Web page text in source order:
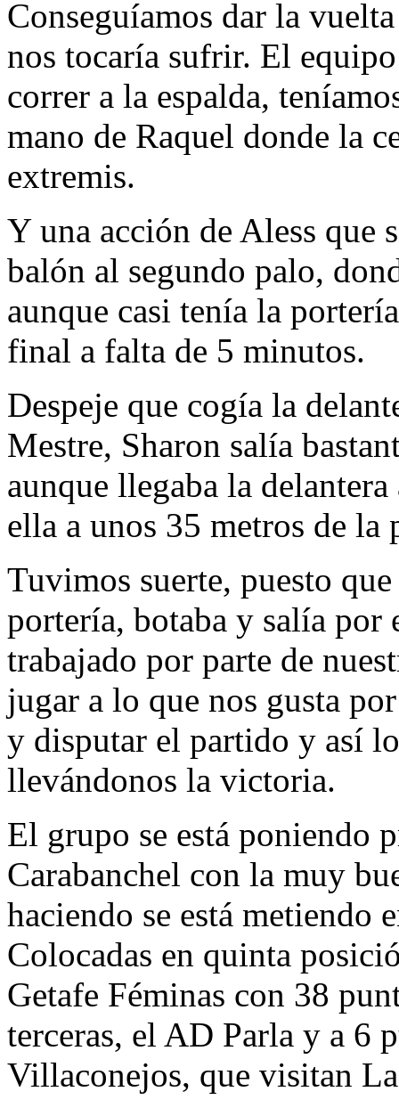
Conseguíamos dar la
nos tocaría sufrir. El
correr a la espalda,
mano de Raquel donde la
extremis.
Y una acción de Aless que
balón al segundo palo,
aunque casi tenía la
final a falta de 5 minutos.
Despeje que cogía la
Mestre, Sharon salía
aunque llegaba la
ella a unos 35 metros de la
Tuvimos suerte, puesto
portería, botaba y salía
trabajado por parte de
jugar a lo que nos gusta
y disputar el partido y así
llevándonos la victoria.
El grupo se está poniendo
Carabanchel con la muy
haciendo se está metiendo
Colocadas en quinta
Getafe Féminas con 38
terceras, el AD Parla y a 6
Villaconejos, que visitan